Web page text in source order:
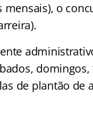
o
de plantão de